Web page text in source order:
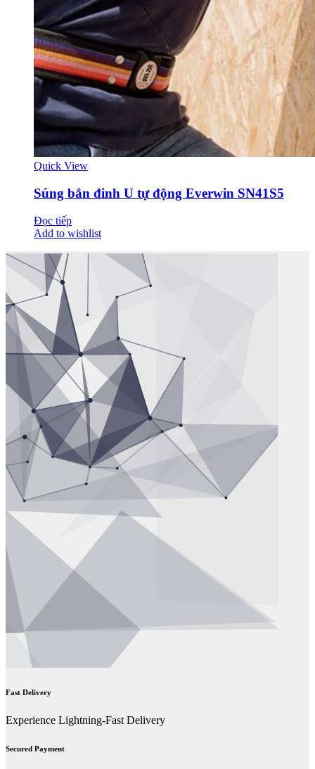
Quick View
Súng bắn đinh U tự động Everwin SN41S5
Đọc tiếp
Add to wishlist
Fast Delivery
Experience Lightning-Fast Delivery
Secured Payment